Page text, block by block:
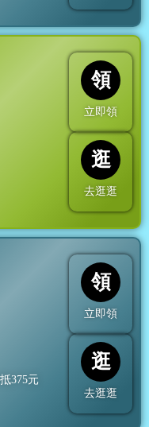
領
立即領
逛
去逛逛
375元
領
立即領
逛
去逛逛